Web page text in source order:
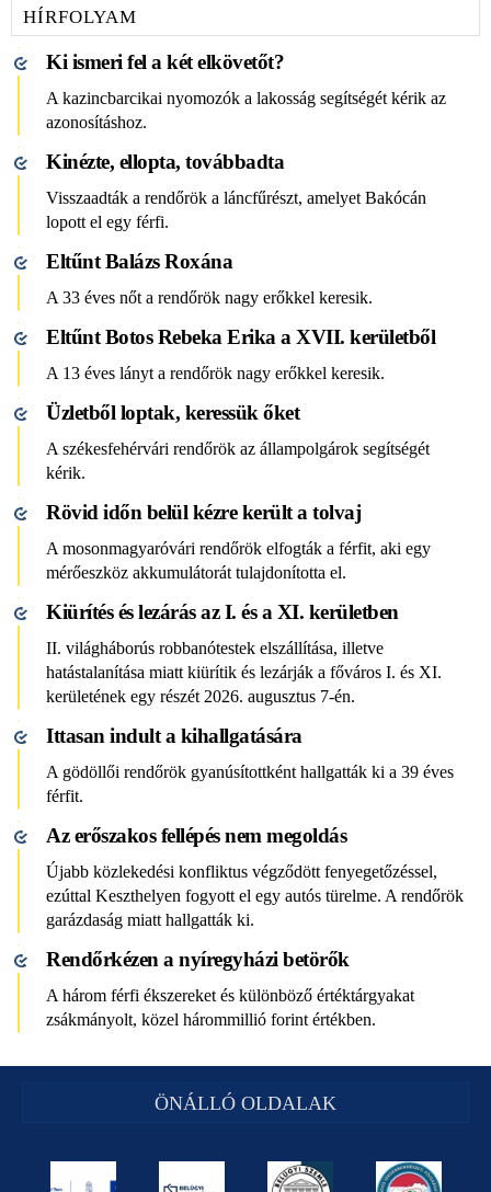
HÍRFOLYAM
Ki ismeri fel a két elkövetőt?
A kazincbarcikai nyomozók a lakosság segítségét kérik az
azonosításhoz.
Kinézte, ellopta, továbbadta
Visszaadták a rendőrök a láncfűrészt, amelyet Bakócán
lopott el egy férfi.
Eltűnt Balázs Roxána
A 33 éves nőt a rendőrök nagy erőkkel keresik.
Eltűnt Botos Rebeka Erika a XVII. kerületből
A 13 éves lányt a rendőrök nagy erőkkel keresik.
Üzletből loptak, keressük őket
A székesfehérvári rendőrök az állampolgárok segítségét
kérik.
Rövid időn belül kézre került a tolvaj
A mosonmagyaróvári rendőrök elfogták a férfit, aki egy
mérőeszköz akkumulátorát tulajdonította el.
Kiürítés és lezárás az I. és a XI. kerületben
II. világháborús robbanótestek elszállítása, illetve
hatástalanítása miatt kiürítik és lezárják a főváros I. és XI.
kerületének egy részét 2026. augusztus 7-én.
Ittasan indult a kihallgatására
A gödöllői rendőrök gyanúsítottként hallgatták ki a 39 éves
férfit.
Az erőszakos fellépés nem megoldás
Újabb közlekedési konfliktus végződött fenyegetőzéssel,
ezúttal Keszthelyen fogyott el egy autós türelme. A rendőrök
garázdaság miatt hallgatták ki.
Rendőrkézen a nyíregyházi betörők
A három férfi ékszereket és különböző értéktárgyakat
zsákmányolt, közel hárommillió forint értékben.
ÖNÁLLÓ OLDALAK